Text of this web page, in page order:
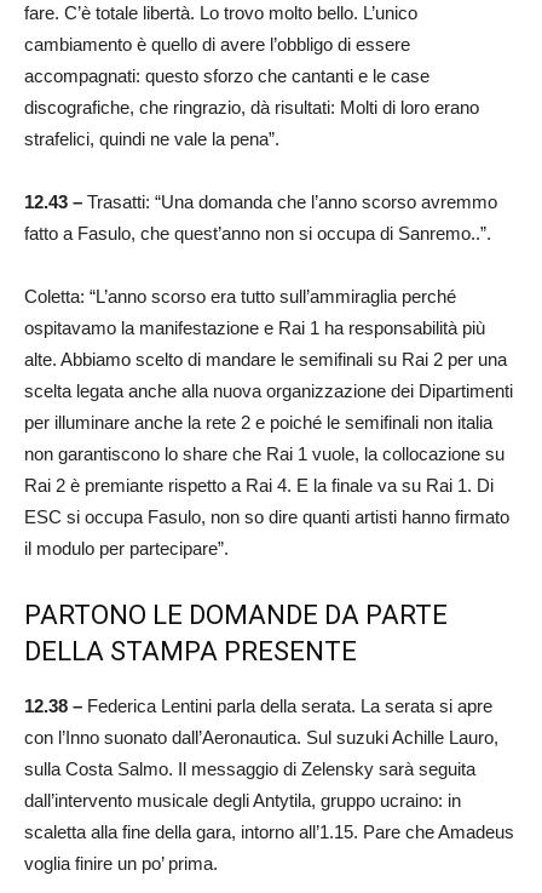
fare. C’è totale libertà. Lo trovo molto bello. L’unico
cambiamento è quello di avere l’obbligo di essere
accompagnati: questo sforzo che cantanti e le case
discografiche, che ringrazio, dà risultati: Molti di loro erano
strafelici, quindi ne vale la pena”.
12.43 – Trasatti: “Una domanda che l’anno scorso avremmo
fatto a Fasulo, che quest’anno non si occupa di Sanremo..”.
Coletta: “L’anno scorso era tutto sull’ammiraglia perché
ospitavamo la manifestazione e Rai 1 ha responsabilità più
alte. Abbiamo scelto di mandare le semifinali su Rai 2 per una
scelta legata anche alla nuova organizzazione dei Dipartimenti
per illuminare anche la rete 2 e poiché le semifinali non italia
non garantiscono lo share che Rai 1 vuole, la collocazione su
Rai 2 è premiante rispetto a Rai 4. E la finale va su Rai 1. Di
ESC si occupa Fasulo, non so dire quanti artisti hanno firmato
il modulo per partecipare”.
PARTONO LE DOMANDE DA PARTE
DELLA STAMPA PRESENTE
12.38 – Federica Lentini parla della serata. La serata si apre
con l’Inno suonato dall’Aeronautica. Sul suzuki Achille Lauro,
sulla Costa Salmo. Il messaggio di Zelensky sarà seguita
dall’intervento musicale degli Antytila, gruppo ucraino: in
scaletta alla fine della gara, intorno all’1.15. Pare che Amadeus
voglia finire un po’ prima.